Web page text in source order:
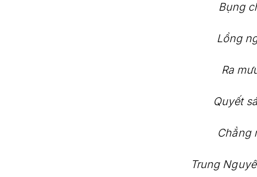
Bụng
Lồng
Ra
Quyết
Chẳng
Trung